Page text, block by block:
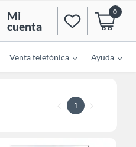
Mi
cuenta
0
Venta telefónica Ayuda
1